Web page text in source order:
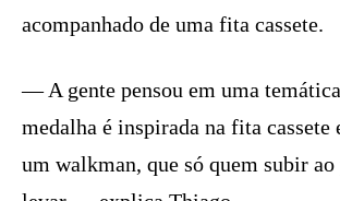
acompanhado de uma fita cassete.
— A gente pensou em uma
medalha é inspirada na fita cassete
um walkman, que só quem subir